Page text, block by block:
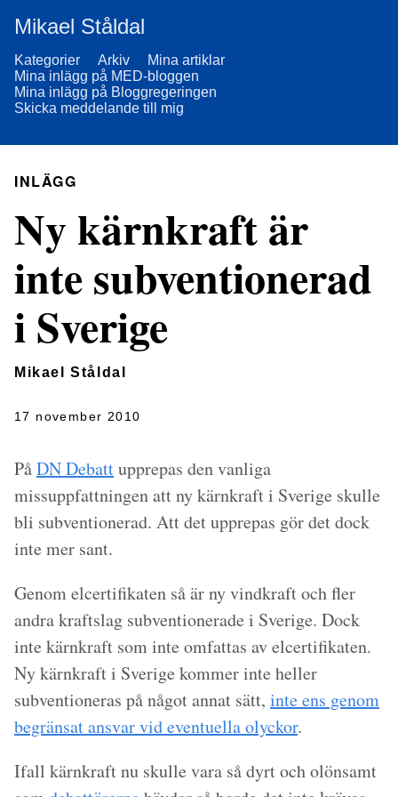
Mikael Ståldal
Kategorier Arkiv
Mina artiklar
Mina inlägg på MED-bloggen
Mina inlägg på Bloggregeringen
Skicka meddelande till mig
INLÄGG
Ny kärnkraft är
inte subventionerad
i Sverige
Mikael Ståldal
17 november 2010
PåDN Debattupprepas den vanliga
missuppfattningen att ny kärnkraft i Sverige skulle
bli subventionerad. Att det upprepas gör det dock
inte mer sant.
Genom elcertifikaten så är ny vindkraft och fler
andra kraftslag subventionerade i Sverige. Dock
inte kärnkraft som inte omfattas av elcertifikaten.
Ny kärnkraft i Sverige kommer inte heller
subventioneras på något annat sätt, inte ens genom
begränsat ansvar vid eventuella olyckor.
Ifall kärnkraft nu skulle vara så dyrt och olönsamt